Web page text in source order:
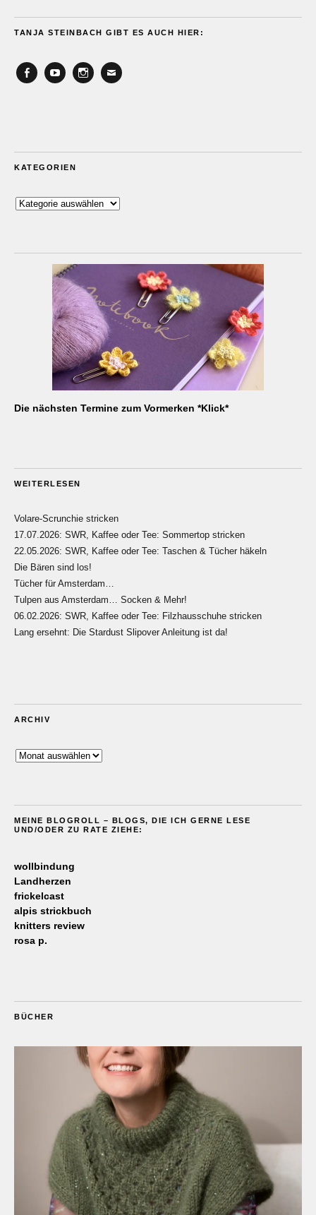
TANJA STEINBACH GIBT ES AUCH HIER:
KATEGORIEN
Kategorien
Die nächsten Termine zum Vormerken *Klick*
WEITERLESEN
Volare-Scrunchie stricken
17.07.2026: SWR, Kaffee oder Tee: Sommertop stricken
22.05.2026: SWR, Kaffee oder Tee: Taschen & Tücher häkeln
Die Bären sind los!
Tücher für Amsterdam…
Tulpen aus Amsterdam… Socken & Mehr!
06.02.2026: SWR, Kaffee oder Tee: Filzhausschuhe stricken
Lang ersehnt: Die Stardust Slipover Anleitung ist da!
ARCHIV
Archiv
MEINE BLOGROLL – BLOGS, DIE ICH GERNE LESE
UND/ODER ZU RATE ZIEHE:
wollbindung
Landherzen
frickelcast
alpis strickbuch
knitters review
rosa p.
BÜCHER